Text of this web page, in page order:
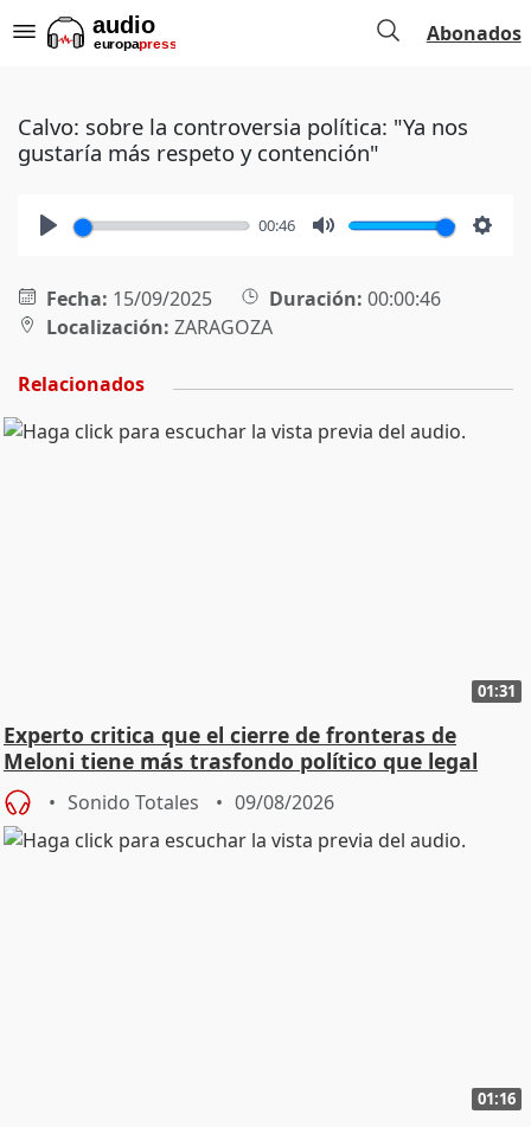
Abonados
Calvo: sobre la controversia política: "Ya nos
gustaría más respeto y contención"
00:46
Fecha: 15/09/2025 Duración: 00:00:46
Localización: ZARAGOZA
Relacionados
01:31
Experto critica que el cierre de fronteras de
Meloni tiene más trasfondo político que legal
Sonido Totales 09/08/2026
01:16